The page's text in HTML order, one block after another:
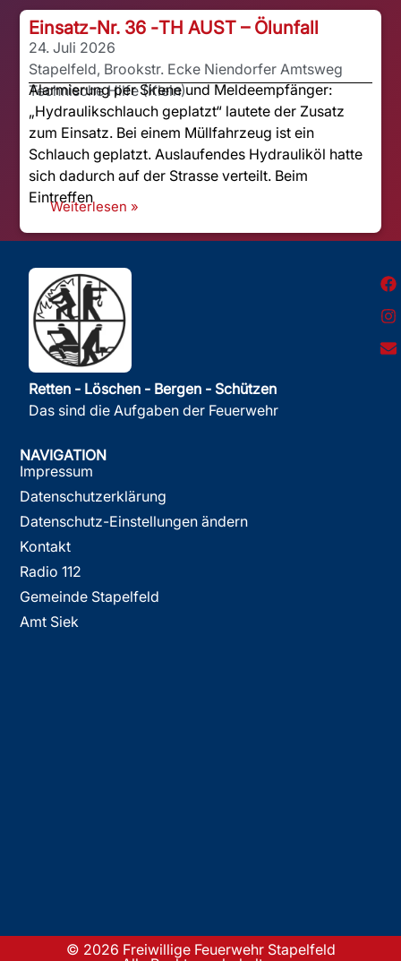
Einsatz-Nr. 36 -TH AUST – Ölunfall
24. Juli 2026
Stapelfeld, Brookstr. Ecke Niendorfer Amtsweg
Technische Hilfe (Klein)
Alarmierung per Sirene und Meldeempfänger:
„Hydraulikschlauch geplatzt“ lautete der Zusatz
zum Einsatz. Bei einem Müllfahrzeug ist ein
Schlauch geplatzt. Auslaufendes Hydrauliköl hatte
sich dadurch auf der Strasse verteilt. Beim
Eintreffen
Weiterlesen »
Retten - Löschen - Bergen - Schützen
Das sind die Aufgaben der Feuerwehr
NAVIGATION
Impressum
Datenschutzerklärung
Datenschutz-Einstellungen ändern
Kontakt
Radio 112
Gemeinde Stapelfeld
Amt Siek
© 2026 Freiwillige Feuerwehr Stapelfeld